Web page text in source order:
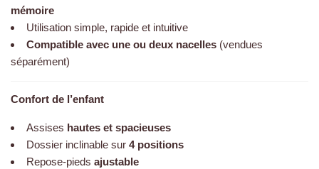
mémoire
Utilisation simple, rapide et intuitive
Compatible avec une ou deux nacelles (vendues
séparément)
Confort de l’enfant
Assises hautes et spacieuses
Dossier inclinable sur 4 positions
Repose-pieds ajustable